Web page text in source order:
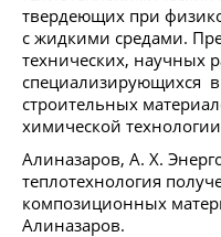
твердеющих при
с жидкими средами.
технических, научных
специализирующихся в
строительных
химической
Алиназаров, А. Х.
теплотехнология
композиционных
Алиназаров.